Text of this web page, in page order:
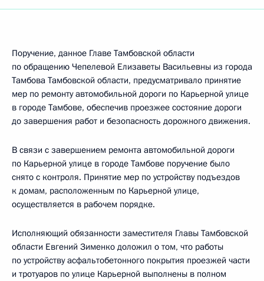
Поручение, данное Главе Тамбовской области
по обращению Чепелевой Елизаветы Васильевны из города
Тамбова Тамбовской области, предусматривало принятие
мер по ремонту автомобильной дороги по Карьерной улице
в городе Тамбове, обеспечив проезжее состояние дороги
до завершения работ и безопасность дорожного движения.
В связи с завершением ремонта автомобильной дороги
по Карьерной улице в городе Тамбове поручение было
снято с контроля. Принятие мер по устройству подъездов
к домам, расположенным по Карьерной улице,
осуществляется в рабочем порядке.
Исполняющий обязанности заместителя Главы Тамбовской
области Евгений Зименко доложил о том, что работы
по устройству асфальтобетонного покрытия проезжей части
и тротуаров по улице Карьерной выполнены в полном